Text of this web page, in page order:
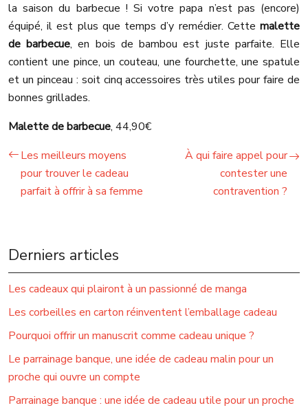
la saison du barbecue ! Si votre papa n’est pas (encore)
équipé, il est plus que temps d’y remédier. Cette malette
de barbecue, en bois de bambou est juste parfaite. Elle
contient une pince, un couteau, une fourchette, une spatule
et un pinceau : soit cinq accessoires très utiles pour faire de
bonnes grillades.
Malette de barbecue, 44,90€
Les meilleurs moyens
pour trouver le cadeau
parfait à offrir à sa femme
À qui faire appel pour
contester une
contravention ?
Derniers articles
Les cadeaux qui plairont à un passionné de manga
Les corbeilles en carton réinventent l’emballage cadeau
Pourquoi offrir un manuscrit comme cadeau unique ?
Le parrainage banque, une idée de cadeau malin pour un
proche qui ouvre un compte
Parrainage banque : une idée de cadeau utile pour un proche